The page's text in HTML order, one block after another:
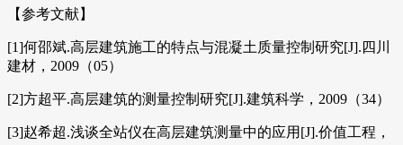
【参考文献】
[1]何邵斌.高层建筑施工的特点与混凝土质量控制研究[J].四川
建材，2009（05）
[2]方超平.高层建筑的测量控制研究[J].建筑科学，2009（34）
[3]赵希超.浅谈全站仪在高层建筑测量中的应用[J].价值工程，